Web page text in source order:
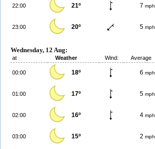
22:00 21º 7 mph
23:00 20º 5 mph
Wednesday, 12 Aug:
at Weather Wind: Average
00:00 18º 6 mph
01:00 17º 5 mph
02:00 16º 4 mph
03:00 15º 2 mph